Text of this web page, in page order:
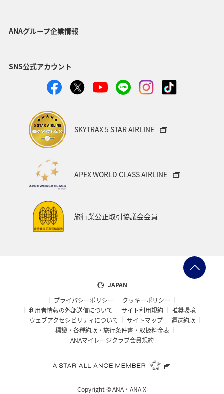
ANAグループ企業情報
SNS公式アカウント
SKYTRAX 5 STAR AIRLINE
APEX WORLD CLASS AIRLINE
旅行業公正取引協議会会員
JAPAN
プライバシーポリシー
クッキーポリシー
利用者情報の外部送信について
サイト利用規約
推奨環境
ウェブアクセシビリティについて
サイトマップ
運送約款
標識・各種約款・旅行条件書・取扱料金表
ANAマイレージクラブ会員規約
Copyright ©ANA・ANA X